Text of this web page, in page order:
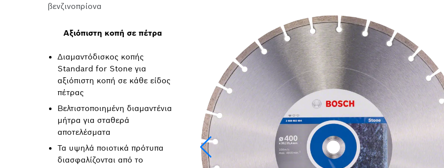
βενζινοπρίονα
Αξιόπιστη κοπή σε πέτρα
Διαμαντόδισκος κοπής
Standard for Stone για
αξιόπιστη κοπή σε κάθε είδος
πέτρας
Βελτιστοποιημένη διαμαντένια
μήτρα για σταθερά
αποτελέσματα
Τα υψηλά ποιοτικά πρότυπα
διασφαλίζονται από το